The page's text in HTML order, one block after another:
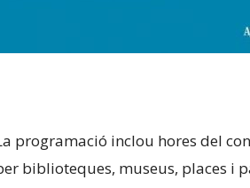
programació inclou hores del
biblioteques, museus, places i